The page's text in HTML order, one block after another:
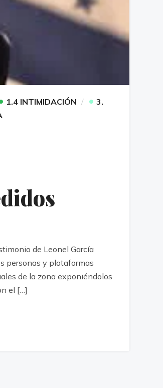
1.4 INTIMIDACIÓN • 3.
de Leonel García
personas y plataformas
de la zona exponiéndolos
el […]